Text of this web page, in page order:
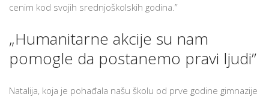
cenim kod svojih srednjoškolskih godina.”
„Humanitarne akcije su nam
pomogle da postanemo pravi ljudi”
Natalija, koja je pohađala našu školu od prve godine gimnazije